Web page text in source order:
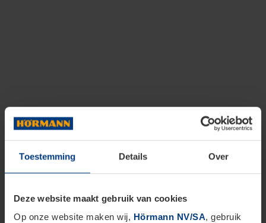
Toestemming Details Over
Deze website maakt gebruik van cookies
Op onze website maken wij, Hörmann NV/SA, gebruik